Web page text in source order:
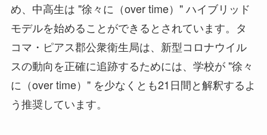
め、中高生は "徐々に（over time）" ハイブリッド
モデルを始めることができるとされています。タ
コマ・ピアス郡公衆衛生局は、新型コロナウイル
スの動向を正確に追跡するためには、学校が "徐々
に（over time）" を少なくとも21日間と解釈するよ
う推奨しています。